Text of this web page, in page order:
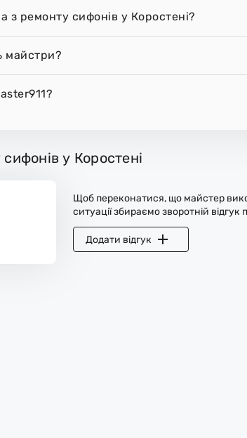
з ремонту сифонів у Коростені?
майстри?
у Коростені
Щоб переконатися, що майстер
ситуації збираємо зворотній
Додати відгук